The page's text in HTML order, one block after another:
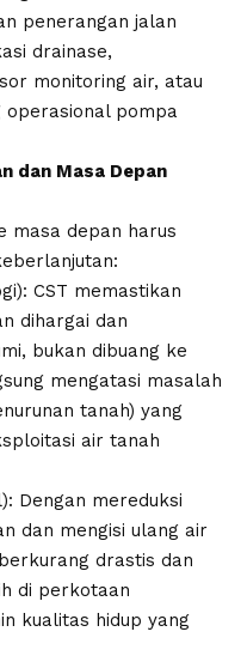
penerangan jalan
drainase,
monitoring air, atau
operasional pompa
dan Masa Depan
masa depan harus
CST memastikan
dihargai dan
bukan dibuang ke
mengatasi masalah
tanah) yang
air tanah
Dengan mereduksi
dan mengisi ulang air
drastis dan
di perkotaan
kualitas hidup yang